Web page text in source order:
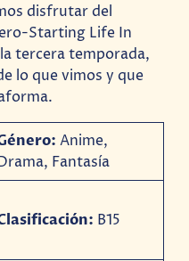
disfrutar del
Starting Life In
tercera temporada,
lo que vimos y que
Anime,
Fantasía
B15